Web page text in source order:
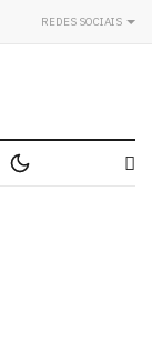
REDES SOCIAIS